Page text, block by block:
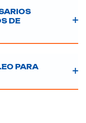
DE
PARA